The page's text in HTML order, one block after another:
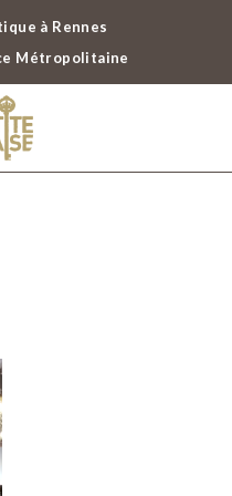
à Rennes
Métropolitaine